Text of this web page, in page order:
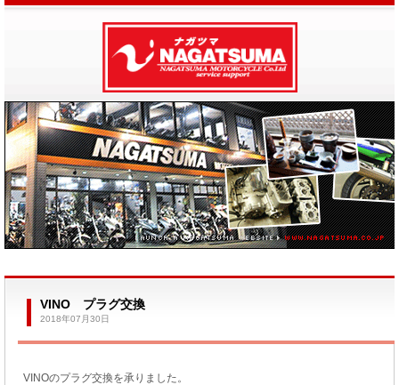
VINO プラグ交換
2018年07月30日
VINOのプラグ交換を承りました。